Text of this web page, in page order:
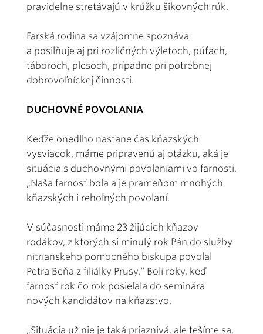
pravidelne stretávajú v krúžku šikovných rúk.
Farská rodina sa vzájomne spoznáva
a posilňuje aj pri rozličných výletoch, púťach,
táboroch, plesoch, prípadne pri potrebnej
dobrovoľníckej činnosti.
DUCHOVNÉ POVOLANIA
Keďže onedlho nastane čas kňazských
vysviacok, máme pripravenú aj otázku, aká je
situácia s duchovnými povolaniami vo farnosti.
„Naša farnosť bola a je prameňom mnohých
kňazských i rehoľných povolaní.
V súčasnosti máme 23 žijúcich kňazov
rodákov, z ktorých si minulý rok Pán do služby
nitrianskeho pomocného biskupa povolal
Petra Beňa z filiálky Prusy.“ Boli roky, keď
farnosť rok čo rok posielala do seminára
nových kandidátov na kňazstvo.
„Situácia už nie je taká priaznivá, ale tešíme sa,